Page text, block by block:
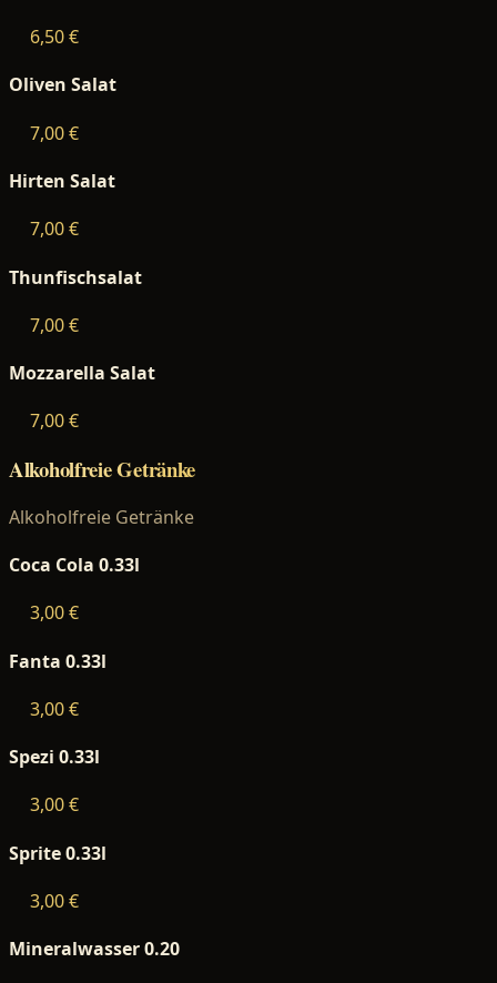
6,50 €
Oliven Salat
7,00 €
Hirten Salat
7,00 €
Thunfischsalat
7,00 €
Mozzarella Salat
7,00 €
Alkoholfreie Getränke
Alkoholfreie Getränke
Coca Cola 0.33l
3,00 €
Fanta 0.33l
3,00 €
Spezi 0.33l
3,00 €
Sprite 0.33l
3,00 €
Mineralwasser 0.20